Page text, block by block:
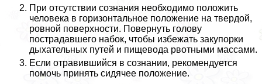
При отсутствии сознания необходимо положить
человека в горизонтальное положение на твердой,
ровной поверхности. Повернуть голову
пострадавшего набок, чтобы избежать закупорки
дыхательных путей и пищевода рвотными массами.
Если отравившийся в сознании, рекомендуется
помочь принять сидячее положение.